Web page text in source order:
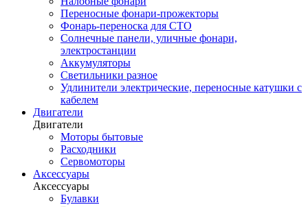
Переносные фонари-прожекторы
Фонарь-переноска для СТО
Солнечные панели, уличные фонари,
электростанции
Аккумуляторы
Светильники разное
Удлинители электрические, переносные катушки с
кабелем
Двигатели
Двигатели
Моторы бытовые
Расходники
Сервомоторы
Аксессуары
Аксессуары
Булавки